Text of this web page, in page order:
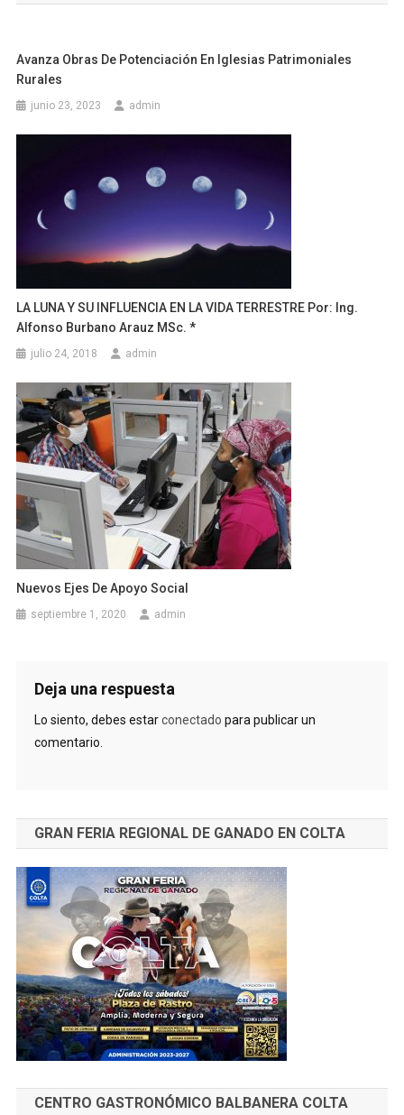
Avanza Obras De Potenciación En Iglesias Patrimoniales
Rurales
junio 23, 2023 admin
LA LUNA Y SU INFLUENCIA EN LA VIDA TERRESTRE Por: Ing.
Alfonso Burbano Arauz MSc. *
julio 24, 2018 admin
Nuevos Ejes De Apoyo Social
septiembre 1, 2020 admin
Deja una respuesta
Lo siento, debes estarconectado para publicar un
comentario.
GRAN FERIA REGIONAL DE GANADO EN COLTA
CENTRO GASTRONÓMICO BALBANERA COLTA